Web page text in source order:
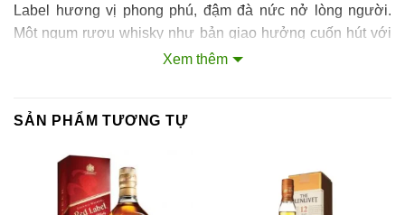
Label hương vị phong phú, đậm đà nức nở lòng người.
Một ngụm rượu whisky như bản giao hưởng cuốn hút với
nốt thanh cao của vị ngọt từ mật ong, trái cây tươi và kẹo
dòng sản phẩm Johnnie Walker Green Label là Malt phối
trộn (Blended Malt). Kể từ đó hãng rượu Johnnie Walker
đã đổi lại cách dùng từ trên nhãn chai Green Label là
Xem thêm
SẢN PHẨM TƯƠNG TỰ